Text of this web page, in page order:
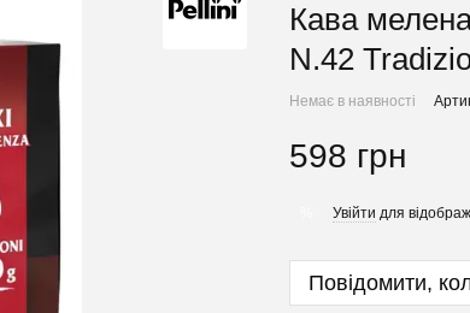
Кава
N.42
Немає в наявності
598 грн
Увійти для
Повідомити,